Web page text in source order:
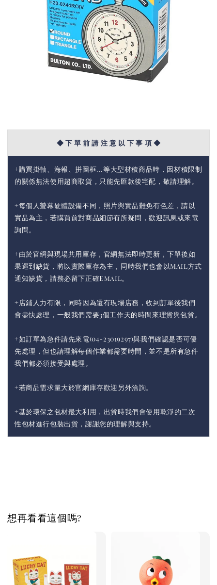
◆ 下 單 前 請 注 意 以 下 事 項 ◆
+購買掛軸、海報、拼圖框...等大型材積商品時，因材積限制
的關係無法使用超商取貨，只能先匯款後宅配，敬請理解。
+每個人螢幕硬體設備不同，照片與實品難免有色差，請以
實品為主，若購買前對商品細節有所疑問，歡迎訊息或來電
詢問。
+由於官網與現場共用庫存，官網無法即時更新，下單後如
果遇到缺貨，將以實際庫存為主，同時我們也會以Mail方式
通知缺貨，請務必留下正確Email。
+店鋪人力有限，同時因為還有現場店務，收到訂單後我們
會盡快處理，一般我們需要3個工作天的時間來理貨與包貨。
+如訂單為急件請先來電(04-23019297)與我們確認是否可優
先處理，但也請理解每個作業都需要時間，並不是所有急件
我們都必須接受與處理。
+若商品需求量大於官網庫存歡迎另外洽詢。
+基於環保之包材最大利用，出貨時我們會使用乾淨的二次
性包材進行包裝出貨，謝謝您的理解與支持。
想再看看這個嗎?